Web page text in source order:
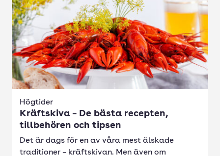
Högtider
Kräftskiva – De bästa recepten,
tillbehören och tipsen
Det är dags för en av våra mest älskade
traditioner – kräftskivan. Men även om